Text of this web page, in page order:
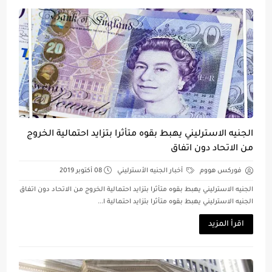
الجنيه الاسترليني يهبط بقوه متأثرا بتزايد احتمالية الخروج
من الاتحاد دون اتفاق
فوركس هووم أخبار الجنيه الأسترليني 08 أكتوبر 2019
الجنيه الاسترليني يهبط بقوه متأثرا بتزايد احتمالية الخروج من الاتحاد دون اتفاق
الجنيه الاسترليني يهبط بقوه متأثرا بتزايد احتمالية ا...
اقرأ المزيد